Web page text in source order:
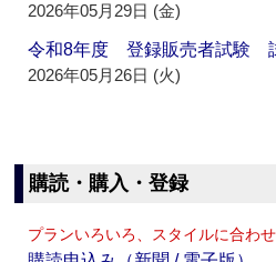
2026年05月29日 (金)
令和8年度 登録販売者試験
2026年05月26日 (火)
購読・購入・登録
プランいろいろ、スタイルに合わ